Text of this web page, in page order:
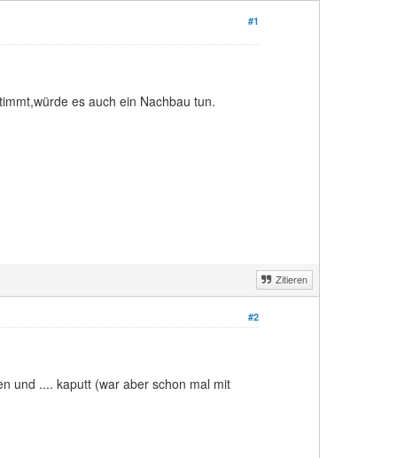
#1
es auch ein Nachbau tun.
Zitieren
#2
und .... kaputt (war aber schon mal mit